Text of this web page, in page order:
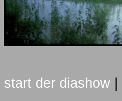
start der diashow